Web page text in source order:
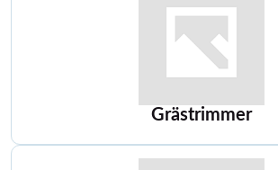
Grästrimmer